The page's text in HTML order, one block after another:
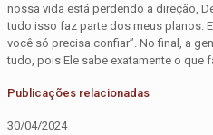
nossa vida está perdendo a direção,
tudo isso faz parte dos meus planos.
você só precisa confiar”. No final, a
tudo, pois Ele sabe exatamente o que
Publicações relacionadas
30/04/2024